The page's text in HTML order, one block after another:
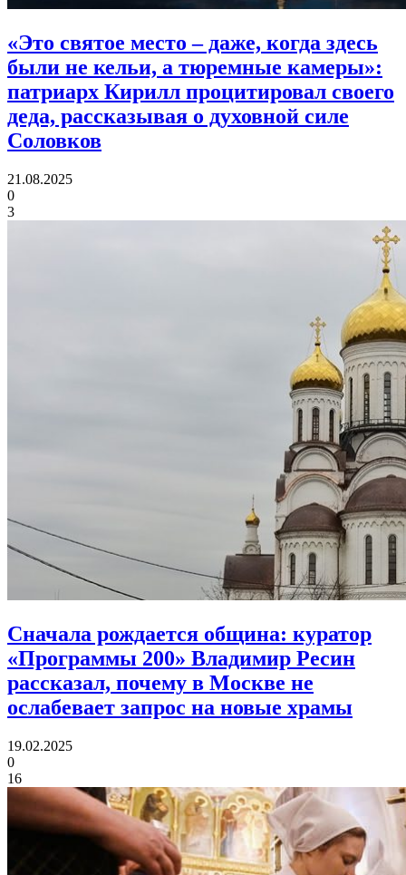
«Это святое место – даже, когда здесь
были не кельи, а тюремные камеры»:
патриарх Кирилл процитировал своего
деда, рассказывая о духовной силе
Соловков
21.08.2025
0
3
Сначала рождается община: куратор
«Программы 200» Владимир Ресин
рассказал, почему в Москве не
ослабевает запрос на новые храмы
19.02.2025
0
16